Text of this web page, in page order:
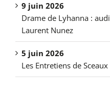
9 juin 2026
Drame de Lyhanna :
Laurent Nunez
5 juin 2026
Les Entretiens de Sceaux